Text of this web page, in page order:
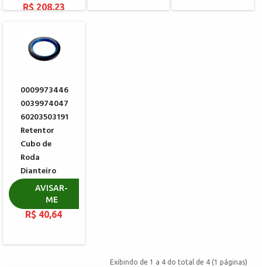
R$ 208,23
0009973446
0039974047
60203503191
Retentor
Cubo de
Roda
Dianteiro
MERITOR
806508
R$ 40,64
AVISAR-
ME
Exibindo de 1 a 4 do total de 4 (1 páginas)